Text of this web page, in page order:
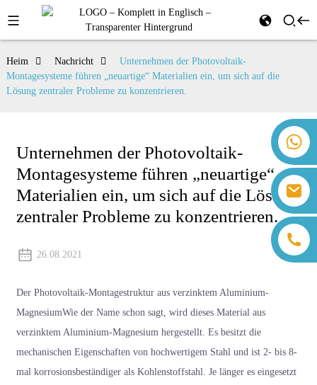
+86 13559179905 Sally Chen
+86 18350266301 Iris Hong
+86 18806057002 Sanborn Guo
Heim Nachricht
Unternehmen der Photovoltaik-
Montagesysteme führen „neuartige“ Materialien ein, um sich auf die
Lösung zentraler Probleme zu konzentrieren.
Unternehmen der Photovoltaik-
Montagesysteme führen „neuartige“
Materialien ein, um sich auf die Lösung
zentraler Probleme zu konzentrieren.
26.08.2021
Der Photovoltaik-Montagestruktur aus verzinktem Aluminium-
MagnesiumWie der Name schon sagt, wird dieses Material aus
verzinktem Aluminium-Magnesium hergestellt. Es besitzt die
mechanischen Eigenschaften von hochwertigem Stahl und ist 2- bis 8-
mal korrosionsbeständiger als Kohlenstoffstahl. Je länger es eingesetzt